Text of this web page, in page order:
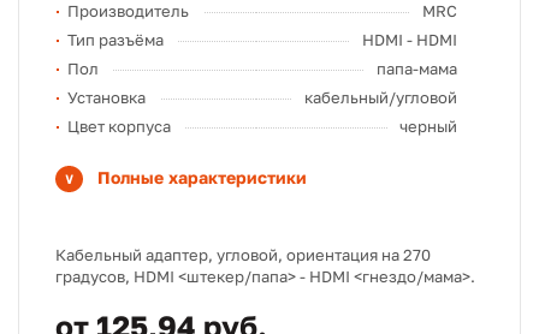
Производитель
MRC
Тип разъёма
HDMI - HDMI
Пол
папа-мама
Установка
кабельный/угловой
Цвет корпуса
черный
Полные характеристики
Кабельный адаптер, угловой, ориентация на 270
градусов, HDMI <штекер/папа> - HDMI <гнездо/мама>.
от 125,94 руб.